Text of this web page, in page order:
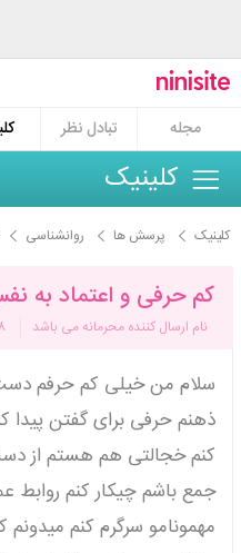
مجله
تبادل نظر
کلینیک
کلینیک پرسش ها روانشناسی
کم حرفی و اعتماد به
نام ارسال کننده محرمانه می باشد
سلام من خیلی کم حرفم
ذهنم حرفی برای گفتن پیدا
کنم خجالتی هم هستم از
جمع باشم چیکار کنم روابط
مهمونامو سرگرم کنم